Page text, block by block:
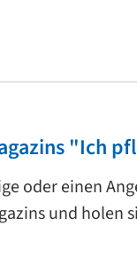
"Ich
oder einen
und holen